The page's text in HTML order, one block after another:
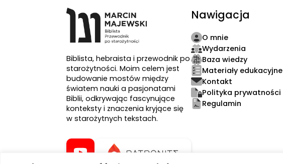
Biblista, hebraista i przewodnik po
starożytności. Moim celem jest
budowanie mostów między
światem nauki a pasjonatami
Biblii, odkrywając fascynujące
konteksty i znaczenia kryjące się
w starożytnych tekstach.
Nawigacja
O mnie
Wydarzenia
Baza wiedzy
Materiały edukacyjne
Kontakt
Polityka prywatności
Regulamin